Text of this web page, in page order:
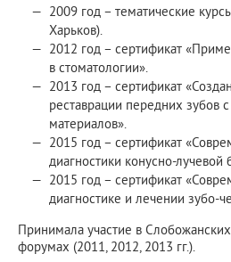
2009 год – тематические
Харьков).
2012 год – сертификат
в стоматологии».
2013 год – сертификат
реставрации передних
материалов».
2015 год – сертификат
диагностики конусно-
2015 год – сертификат
диагностике и лечении зубо-
Принимала участие в
форумах (2011, 2012, 2013 гг.).